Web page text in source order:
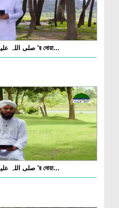
প্রিয় নবী صلی اللہ علیہ وآلہ وصحبہ وسلم 'র দোয়া...
প্রিয় নবী صلی اللہ علیہ وآلہ وصحبہ وسلم 'র দোয়া...